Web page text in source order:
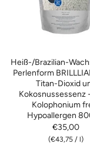
Heiß-/Brazilian-
Perlenform
Titan-Dioxid
Kokosnussessenz
Kolophonium
Hypoallergen
€35,00
(€43,75 / l)